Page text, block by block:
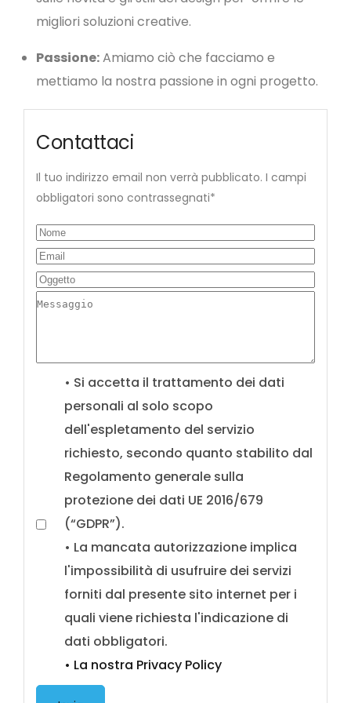
migliori soluzioni creative.
Passione:Amiamo ciò che facciamo e
mettiamo la nostra passione in ogni progetto.
Contattaci
Il tuo indirizzo email non verrà pubblicato. I campi
obbligatori sono contrassegnati*
• Si accetta il trattamento dei dati
personali al solo scopo
dell'espletamento del servizio
richiesto, secondo quanto stabilito dal
Regolamento generale sulla
protezione dei dati UE 2016/679
(“GDPR”).
• La mancata autorizzazione implica
l'impossibilità di usufruire dei servizi
forniti dal presente sito internet per i
quali viene richiesta l'indicazione di
dati obbligatori.
• La nostra Privacy Policy